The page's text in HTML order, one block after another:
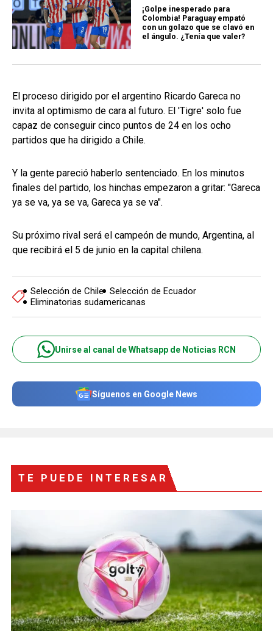
¡Golpe inesperado para
Colombia! Paraguay empató
con un golazo que se clavó en
el ángulo. ¿Tenía que valer?
El proceso dirigido por el argentino Ricardo Gareca no
invita al optimismo de cara al futuro. El 'Tigre' solo fue
capaz de conseguir cinco puntos de 24 en los ocho
partidos que ha dirigido a Chile.
Y la gente pareció haberlo sentenciado. En los minutos
finales del partido, los hinchas empezaron a gritar: "Gareca
ya se va, ya se va, Gareca ya se va".
Su próximo rival será el campeón de mundo, Argentina, al
que recibirá el 5 de junio en la capital chilena.
Selección de Chile Selección de Ecuador
Eliminatorias sudamericanas
Unirse al canal de Whatsapp de Noticias RCN
Síguenos en Google News
TE PUEDE INTERESAR